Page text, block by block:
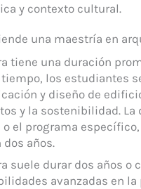
y contexto cultural.
una maestría en
tiene una duración
los estudiantes
y diseño de
y la sostenibilidad.
el programa
años.
suele durar dos años o
avanzadas en